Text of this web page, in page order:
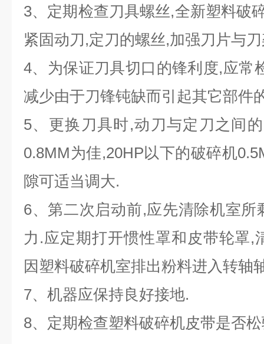
3、定期检查刀具螺丝,全新塑料破
紧固动刀,定刀的螺丝,加强刀片与
4、为保证刀具切口的锋利度,应常
减少由于刀锋钝缺而引起其它部件
5、更换刀具时,动刀与定刀之间
0.8MM为佳,20HP以下的破碎机
隙可适当调大.
6、第二次启动前,应先清除机室
力.应定期打开惯性罩和皮带轮罩,
因塑料破碎机室排出粉料进入转轴
7、机器应保持良好接地.
8、定期检查塑料破碎机皮带是否